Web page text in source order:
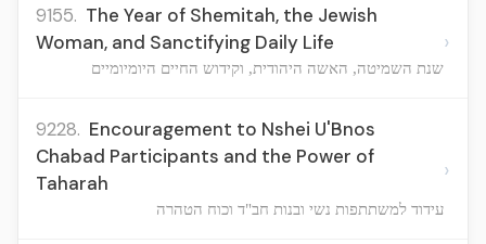
9155. The Year of Shemitah, the Jewish
Woman, and Sanctifying Daily Life
שנת השמיטה, האשה היהודית, וקידוש החיים היומיומיים
›
9228. Encouragement to Nshei U'Bnos
Chabad Participants and the Power of
Taharah
עידוד למשתתפות נשי ובנות חב"ד וכוח הטהרה
›